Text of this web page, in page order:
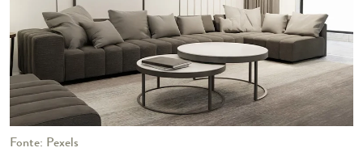
Fonte: Pexels